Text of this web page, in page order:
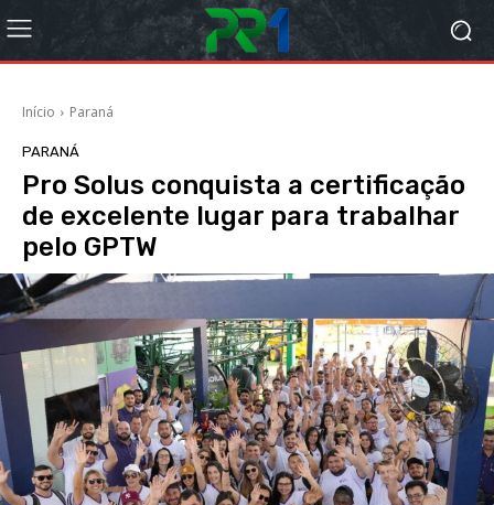
Início Paraná
PARANÁ
Pro Solus conquista a certificação
de excelente lugar para trabalhar
pelo GPTW